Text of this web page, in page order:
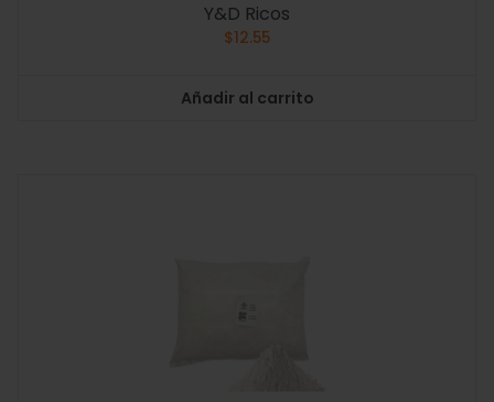
Y&D Ricos
$12.55
Añadir al carrito